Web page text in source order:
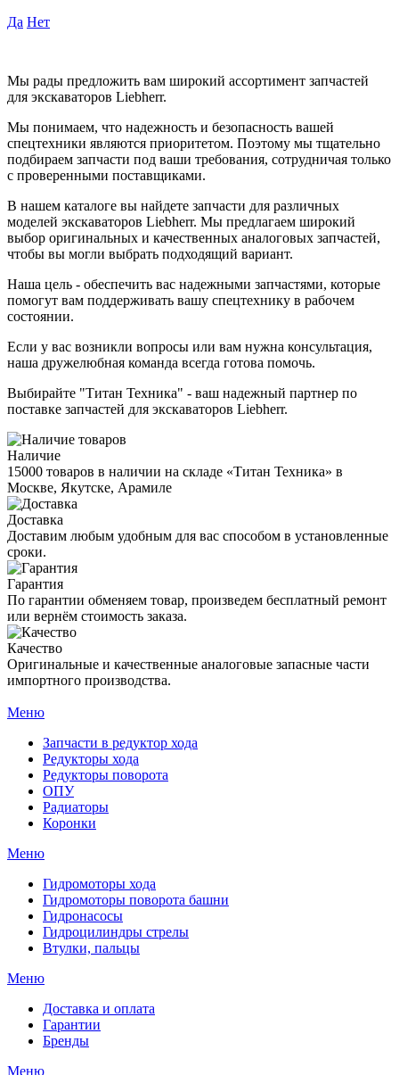
Да Нет
Мы рады предложить вам широкий ассортимент запчастей
для экскаваторов Liebherr.
Мы понимаем, что надежность и безопасность вашей
спецтехники являются приоритетом. Поэтому мы тщательно
подбираем запчасти под ваши требования, сотрудничая только
с проверенными поставщиками.
В нашем каталоге вы найдете запчасти для различных
моделей экскаваторов Liebherr. Мы предлагаем широкий
выбор оригинальных и качественных аналоговых запчастей,
чтобы вы могли выбрать подходящий вариант.
Наша цель - обеспечить вас надежными запчастями, которые
помогут вам поддерживать вашу спецтехнику в рабочем
состоянии.
Если у вас возникли вопросы или вам нужна консультация,
наша дружелюбная команда всегда готова помочь.
Выбирайте "Титан Техника" - ваш надежный партнер по
поставке запчастей для экскаваторов Liebherr.
Наличие
15000 товаров в наличии на складе «Титан Техника» в
Москве, Якутске, Арамиле
Доставка
Доставим любым удобным для вас способом в установленные
сроки.
Гарантия
По гарантии обменяем товар, произведем бесплатный ремонт
или вернём стоимость заказа.
Качество
Оригинальные и качественные аналоговые запасные части
импортного производства.
Меню
Запчасти в редуктор хода
Редукторы хода
Редукторы поворота
ОПУ
Радиаторы
Коронки
Меню
Гидромоторы хода
Гидромоторы поворота башни
Гидронасосы
Гидроцилиндры стрелы
Втулки, пальцы
Меню
Доставка и оплата
Гарантии
Бренды
Меню